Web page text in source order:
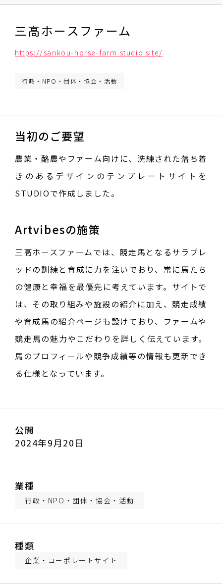
三高ホースファーム
https://sankou-horse-farm.studio.site/
行政・NPO・団体・協会・活動
当初のご要望
農業・酪農やファーム向けに、洗練された落ち着
きのあるデザインのテンプレートサイトを
STUDIOで作成しました。
Artvibesの施策
三高ホースファームでは、競走馬となるサラブレ
ッドの訓練と育成に力を注いでおり、常に馬たち
の健康と幸福を最優先に考えています。サイトで
は、その取り組みや施設の紹介に加え、競走成績
や育成馬の紹介ページも設けており、ファームや
競走馬の魅力やこだわりを詳しく伝えています。
馬のプロフィールや競争成績等の情報も更新でき
る仕様となっています。
公開
2024年9月20日
業種
行政・NPO・団体・協会・活動
種類
企業・コーポレートサイト